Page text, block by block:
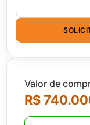
Valor de
R$